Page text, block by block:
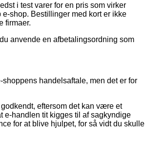
i test varer for en pris som virker
shop. Bestillinger med kort er ikke
firmaer.
anvende en afbetalingsordning som
handelsaftale, men det er for
eftersom det kan være et
e-handlen tit kigges til af sagkyndige
for at blive hjulpet, for så vidt du skulle